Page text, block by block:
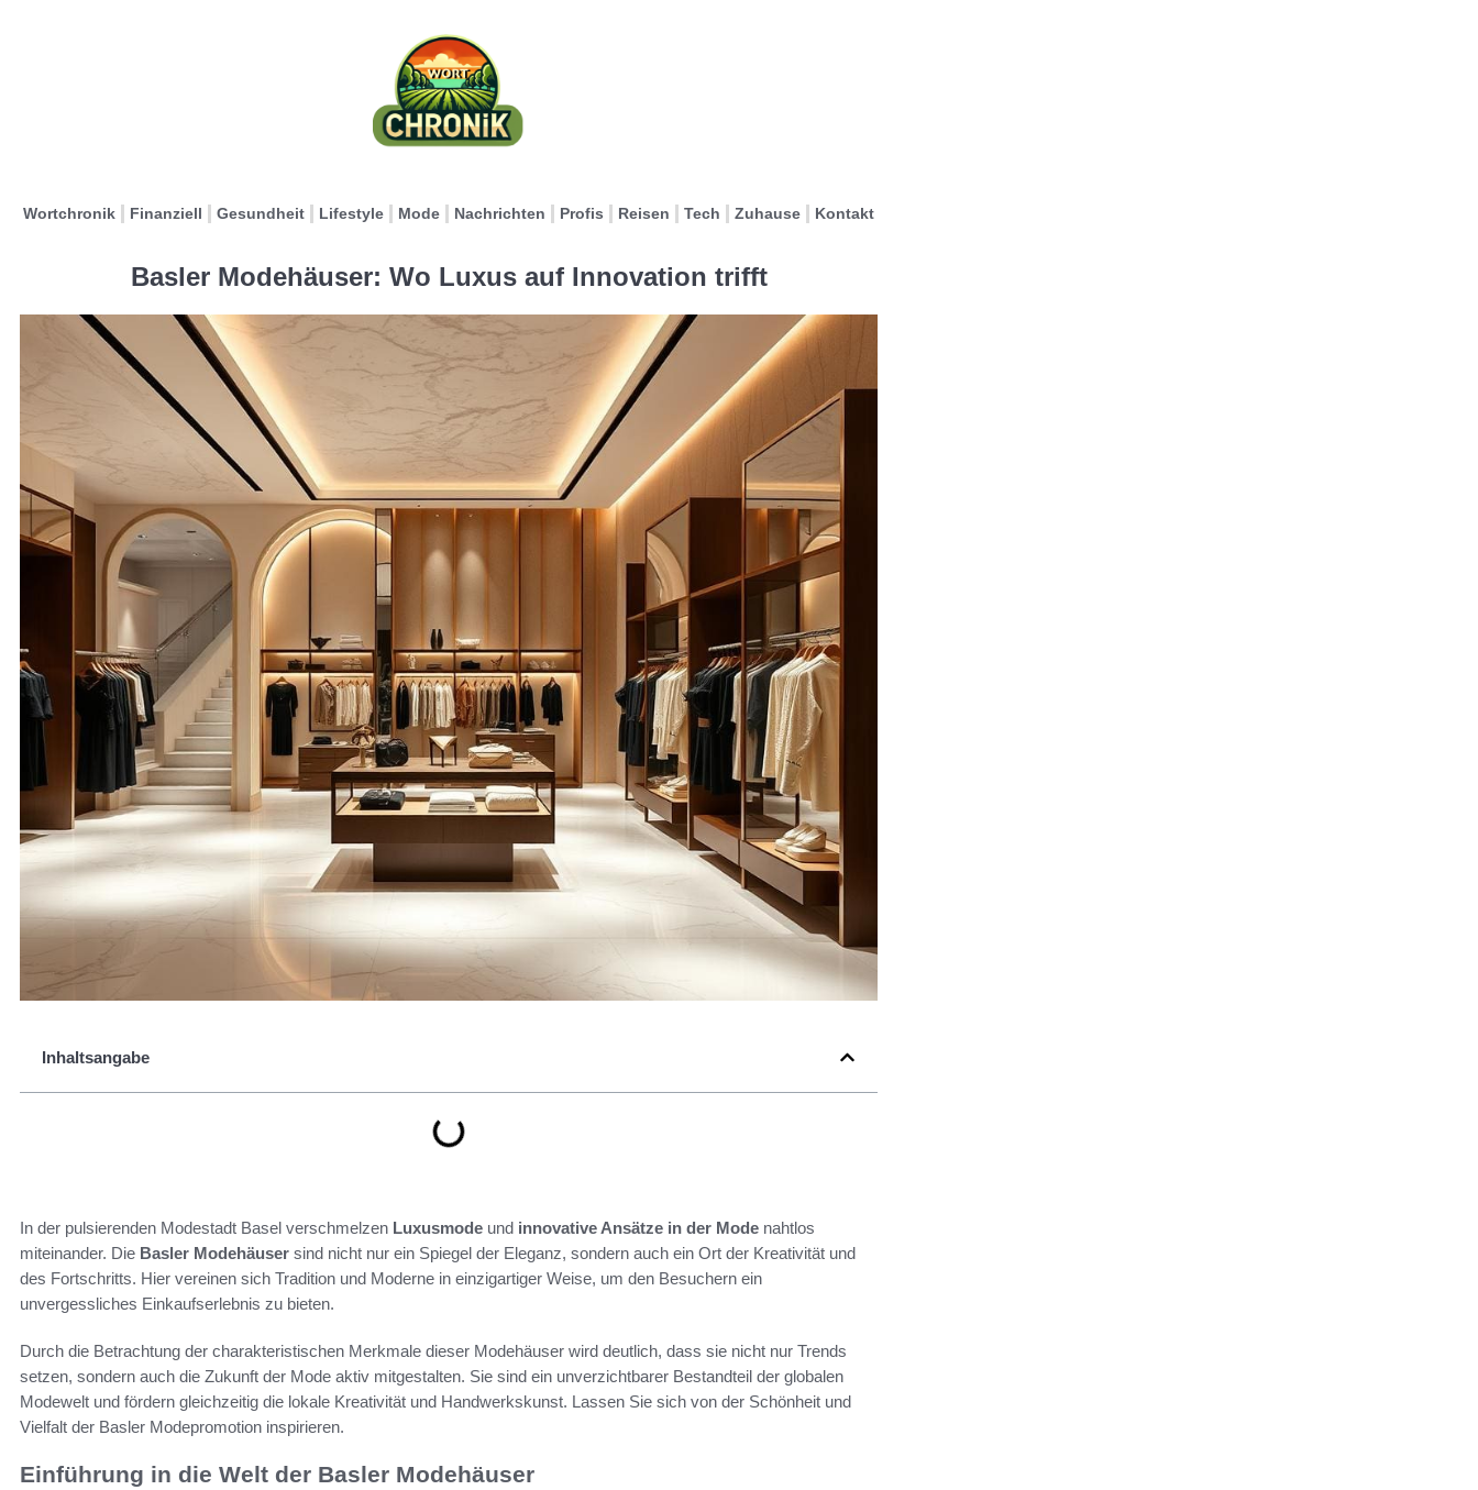
Wortchronik Finanziell Gesundheit Lifestyle Mode Nachrichten Profis Reisen Tech Zuhause Kontakt
Basler Modehäuser: Wo Luxus auf Innovation trifft
Inhaltsangabe
In der pulsierenden Modestadt Basel verschmelzen Luxusmode und innovative Ansätze in der Mode nahtlos
miteinander. Die Basler Modehäuser sind nicht nur ein Spiegel der Eleganz, sondern auch ein Ort der Kreativität und
des Fortschritts. Hier vereinen sich Tradition und Moderne in einzigartiger Weise, um den Besuchern ein
unvergessliches Einkaufserlebnis zu bieten.
Durch die Betrachtung der charakteristischen Merkmale dieser Modehäuser wird deutlich, dass sie nicht nur Trends
setzen, sondern auch die Zukunft der Mode aktiv mitgestalten. Sie sind ein unverzichtbarer Bestandteil der globalen
Modewelt und fördern gleichzeitig die lokale Kreativität und Handwerkskunst. Lassen Sie sich von der Schönheit und
Vielfalt der Basler Modepromotion inspirieren.
Einführung in die Welt der Basler Modehäuser